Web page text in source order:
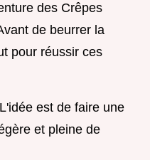
des Crêpes
de beurrer la
pour réussir ces
est de faire une
et pleine de